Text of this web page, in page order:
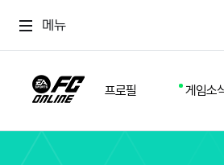
메뉴
프로필 게임소